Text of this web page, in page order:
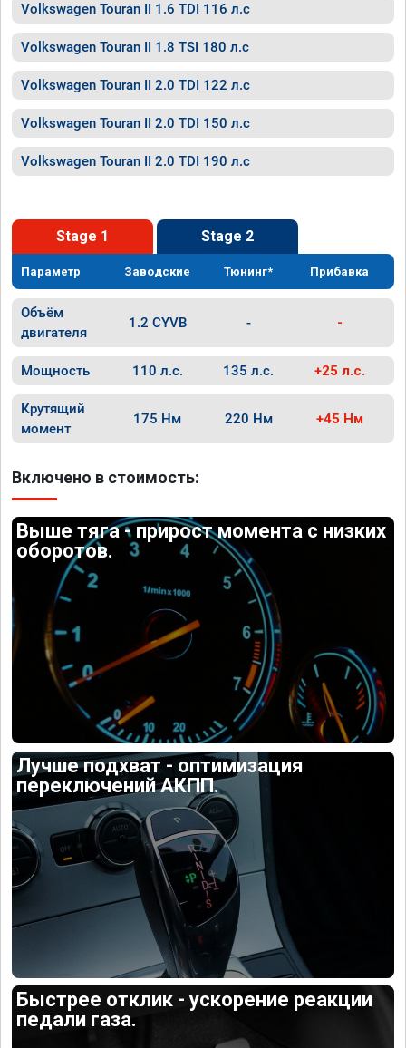
Volkswagen Touran II 1.6 TDI 116 л.с
Volkswagen Touran II 1.8 TSI 180 л.с
Volkswagen Touran II 2.0 TDI 122 л.с
Volkswagen Touran II 2.0 TDI 150 л.с
Volkswagen Touran II 2.0 TDI 190 л.с
Stage 1 Stage 2
Параметр Заводские Тюнинг* Прибавка
Объём
двигателя
1.2 CYVB - -
Мощность 110 л.с. 135 л.с. +25 л.с.
Крутящий
момент
175 Нм 220 Нм +45 Нм
Включено в стоимость:
Выше тяга - прирост момента с низких
оборотов.
Лучше подхват - оптимизация
переключений АКПП.
Быстрее отклик - ускорение реакции
педали газа.